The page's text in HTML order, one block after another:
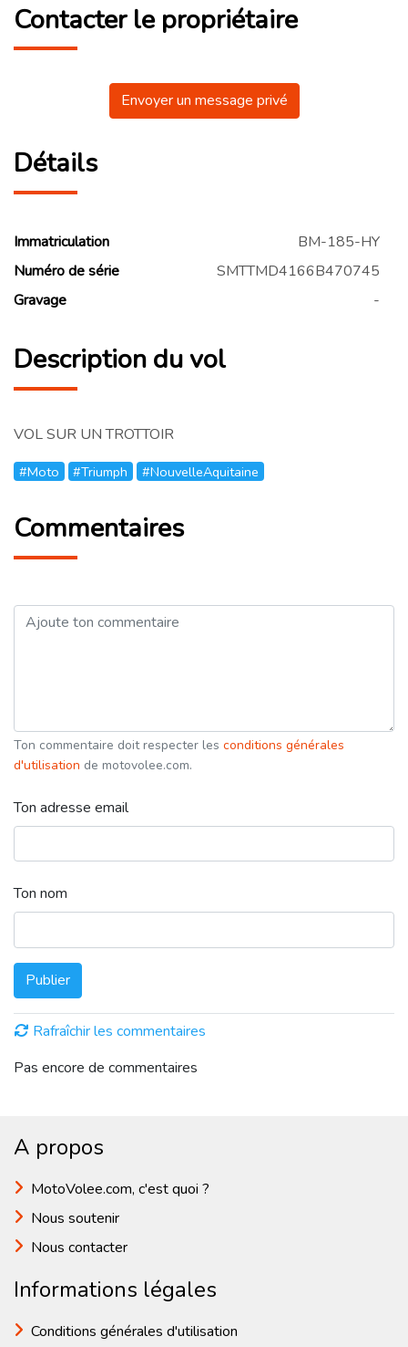
Contacter le propriétaire
Envoyer un message privé
Détails
Immatriculation
BM-185-HY
Numéro de série
SMTTMD4166B470745
Gravage
-
Description du vol
VOL SUR UN TROTTOIR
#Moto #Triumph #NouvelleAquitaine
Commentaires
Ton commentaire doit respecter les conditions générales
d'utilisation de motovolee.com.
Ton adresse email
Ton nom
Publier
Rafraîchir les commentaires
Pas encore de commentaires
A propos
MotoVolee.com, c'est quoi ?
Nous soutenir
Nous contacter
Informations légales
Conditions générales d'utilisation